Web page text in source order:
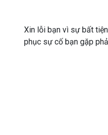
Xin lỗi bạn vì sự bất
phục sự cố bạn gặp